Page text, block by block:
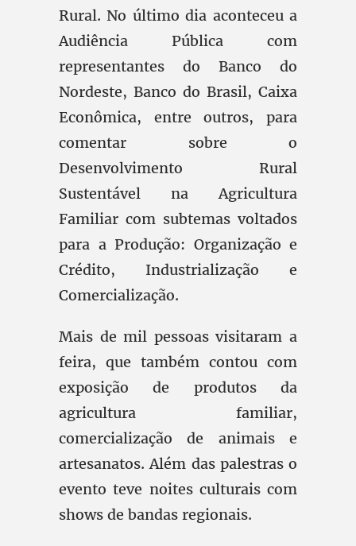
Rural. No último dia aconteceu a
Audiência Pública com
representantes do Banco do
Nordeste, Banco do Brasil, Caixa
Econômica, entre outros, para
comentar sobre o
Desenvolvimento Rural
Sustentável na Agricultura
Familiar com subtemas voltados
para a Produção: Organização e
Crédito, Industrialização e
Comercialização.
Mais de mil pessoas visitaram a
feira, que também contou com
exposição de produtos da
agricultura familiar,
comercialização de animais e
artesanatos. Além das palestras o
evento teve noites culturais com
shows de bandas regionais.